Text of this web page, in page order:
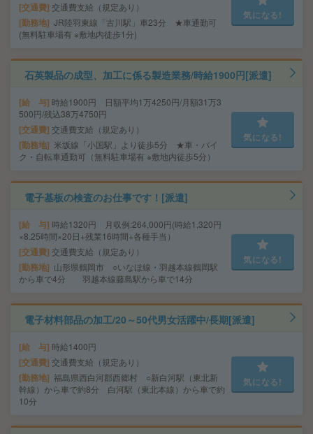
交通費 交通費支給（規定あり）
勤務地 JR陸羽東線「古川駅」車23分 ★車通勤可
(無料駐車場有 ※敷地内徒歩1分)
気になる!
石英製品の成型、加工に係る製造業務/時給1900円[派遣]
給 与 時給1900円 日額平均1万4250円/月額31万3
500円/残込38万4750円
交通費 交通費支給（規定あり）
勤務地
米坂線「小国駅」より徒歩5分 ★車・バイ
ク・自転車通勤可（無料駐車場有 ※敷地内徒歩5分）
気になる!
電子基板の検査のお仕事です！[派遣]
給 与 時給1320円 月収例:264,000円(時給1,320円
×8.25時間×20日+残業16時間+各種手当）
交通費 交通費支給（規定あり）
勤務地
山形県鶴岡市 ○いなほ線・羽越本線鶴岡駅
から車で4分 羽越本線藤島駅から車で14分
気になる!
電子材料部品の加工/20～50代男女活躍中/長期[派遣]
給 与 時給1400円
交通費 交通費支給（規定あり）
勤務地 福島県西白河郡西郷村 ○新白河駅（東北新
幹線）から車で約8分 白河駅（東北本線）から車で約
10分
気になる!